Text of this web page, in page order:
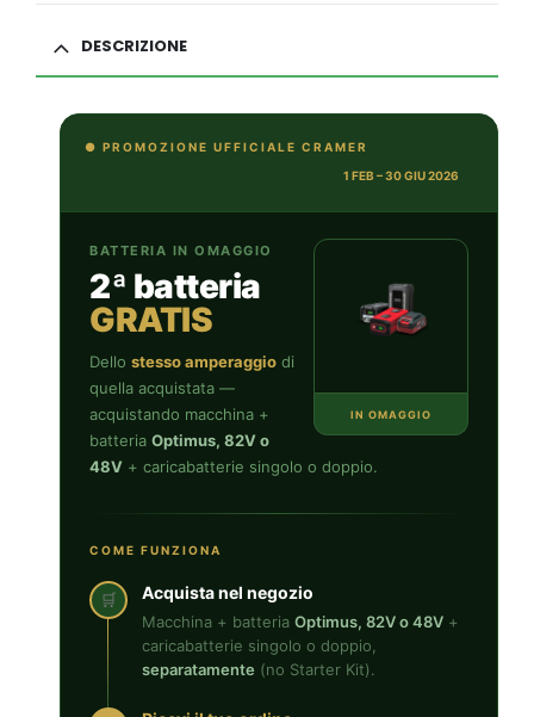
DESCRIZIONE
● PROMOZIONE UFFICIALE CRAMER
1 FEB – 30 GIU 2026
IN OMAGGIO
BATTERIA IN OMAGGIO
2ª batteria
GRATIS
Dello stesso amperaggio di
quella acquistata —
acquistando macchina +
batteria Optimus, 82V o
48V + caricabatterie singolo o doppio.
COME FUNZIONA
🛒 Acquista nel negozio
Macchina + batteria Optimus, 82V o 48V +
caricabatterie singolo o doppio,
separatamente (no Starter Kit).